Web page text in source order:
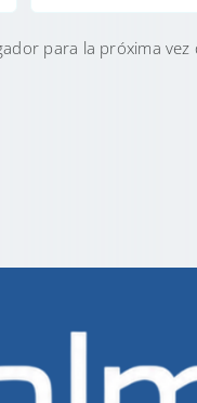
para la próxima vez